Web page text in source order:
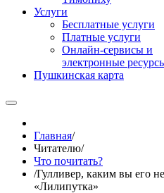
Услуги
Бесплатные услуги
Платные услуги
Онлайн-сервисы и
электронные
Пушкинская карта
Главная/
Читателю/
Что почитать?
/Гулливер, каким вы его
«Лилипутка»